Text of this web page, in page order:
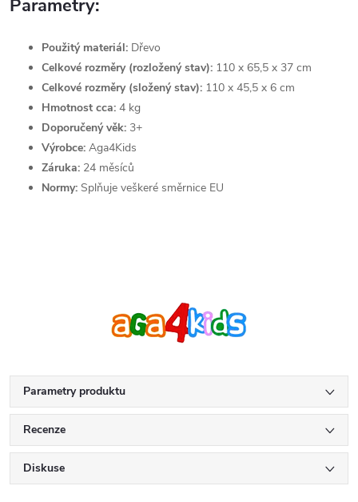
Parametry:
Použitý materiál: Dřevo
Celkové rozměry (rozložený stav): 110 x 65,5 x 37 cm
Celkové rozměry (složený stav): 110 x 45,5 x 6 cm
Hmotnost cca: 4 kg
Doporučený věk: 3+
Výrobce: Aga4Kids
Záruka: 24 měsíců
Normy: Splňuje veškeré směrnice EU
Parametry produktu
Recenze
Diskuse